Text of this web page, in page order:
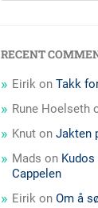
RECENT
Eirik onTakk
Rune Hoelseth
Knut onJakten
Mads on
Cappelen
Eirik onOm å